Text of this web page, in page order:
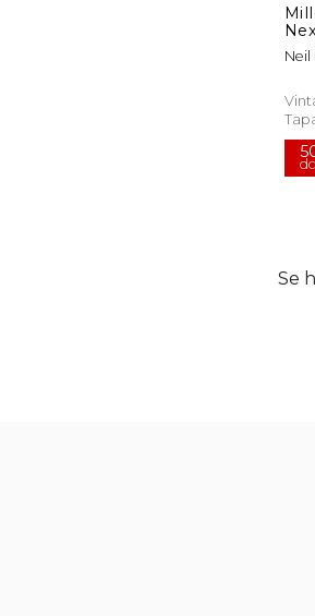
(en
Neil
Se